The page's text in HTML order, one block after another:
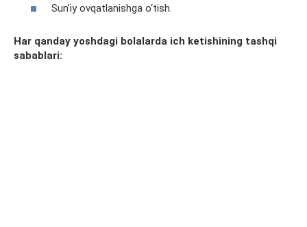
Sun’iy ovqatlanishga o‘tish.
Har qanday yoshdagi bolalarda ich ketishining tashqi
sabablari: